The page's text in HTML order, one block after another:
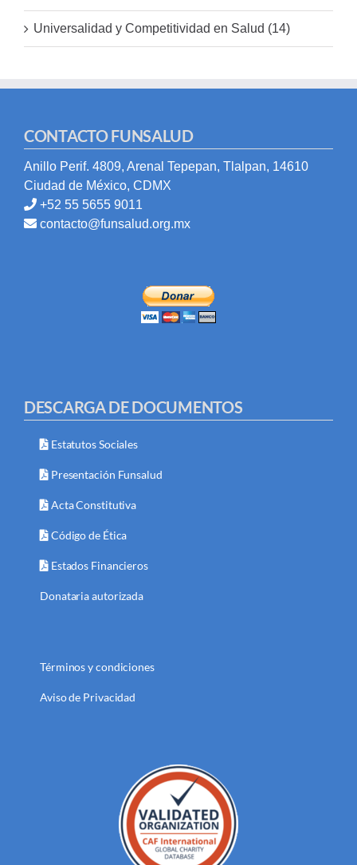
Universalidad y Competitividad en Salud (14)
CONTACTO FUNSALUD
Anillo Perif. 4809, Arenal Tepepan, Tlalpan, 14610
Ciudad de México, CDMX
+52 55 5655 9011
contacto@funsalud.org.mx
DESCARGA DE DOCUMENTOS
Estatutos Sociales
Presentación Funsalud
Acta Constitutiva
Código de Ética
Estados Financieros
Donataria autorizada
Términos y condiciones
Aviso de Privacidad